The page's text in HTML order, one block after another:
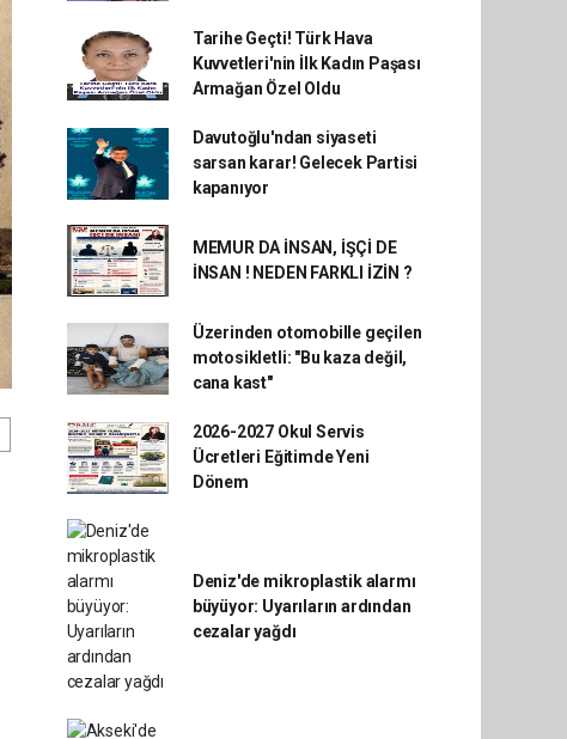
Tarihe Geçti! Türk Hava
Kuvvetleri'nin İlk Kadın Paşası
Armağan Özel Oldu
Davutoğlu'ndan siyaseti
sarsan karar! Gelecek Partisi
kapanıyor
MEMUR DA İNSAN, İŞÇİ DE
İNSAN ! NEDEN FARKLI İZİN ?
Üzerinden otomobille geçilen
motosikletli: "Bu kaza değil,
cana kast"
2026-2027 Okul Servis
Ücretleri Eğitimde Yeni
Dönem
Deniz'de mikroplastik alarmı
büyüyor: Uyarıların ardından
cezalar yağdı